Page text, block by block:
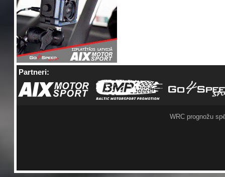
Partneri:
WRC prognožu